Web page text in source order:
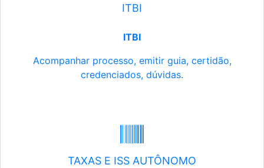
ITBI
ITBI
Acompanhar processo, emitir guia, certidão,
credenciados, dúvidas.
TAXAS E ISS AUTÔNOMO